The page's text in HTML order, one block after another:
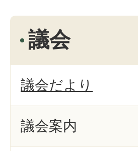
議会
議会だより
議会案内